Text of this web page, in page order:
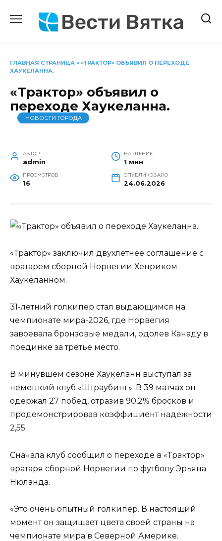
содержанию
ГЛАВНАЯ СТРАНИЦА » «ТРАКТОР» ОБЪЯВИЛ О ПЕРЕХОДЕ
ХАУКЕЛАННА.
«Трактор» объявил о
переходе Хаукеланна.
НОВОСТИ ГОРОДА
АВТОР
admin
НА ЧТЕНИЕ
1 мин
ПРОСМОТРОВ
16
ОПУБЛИКОВАНО
24.06.2026
«Трактор» заключил двухлетнее соглашение с
вратарем сборной Норвегии Хенриком
Хаукеланном.
31-летний голкипер стал выдающимся на
чемпионате мира-2026, где Норвегия
завоевала бронзовые медали, одолев Канаду в
поединке за третье место.
В минувшем сезоне Хаукеланн выступал за
немецкий клуб «Штраубинг». В 39 матчах он
одержал 27 побед, отразив 90,2% бросков и
продемонстрировав коэффициент надежности
2,55.
Сначала клуб сообщил о переходе в «Трактор»
вратаря сборной Норвегии по футболу Эрьяна
Нюланда.
«Это очень опытный голкипер. В настоящий
момент он защищает цвета своей страны на
чемпионате мира в Северной Америке.